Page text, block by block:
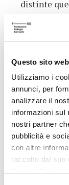
Questo sito
Utilizziamo i
annunci, per
analizzare il
informazioni sul
nostri partner
pubblicità e
con altre
raccolto dal suo
distinte
piuttosto
sorta di
e in
grandezza
immagine e
sia della
del suolo
è posta in
della